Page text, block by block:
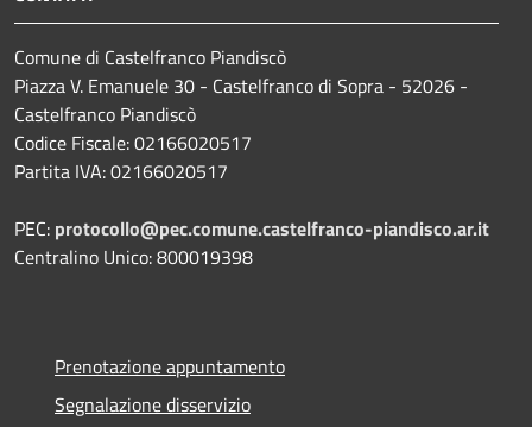
Comune di Castelfranco Piandiscò
Piazza V. Emanuele 30 - Castelfranco di Sopra - 52026 -
Castelfranco Piandiscò
Codice Fiscale: 02166020517
Partita IVA: 02166020517
PEC: protocollo@pec.comune.castelfranco-piandisco.ar.it
Centralino Unico: 800019398
Prenotazione appuntamento
Segnalazione disservizio